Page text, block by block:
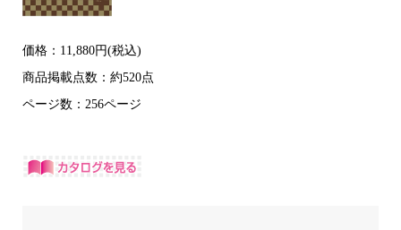
価格：11,880円(税込)
商品掲載点数：約520点
ページ数：256ページ